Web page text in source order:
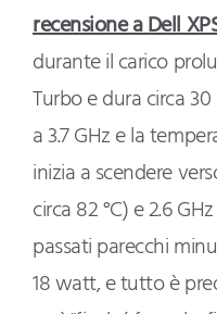
recensione a Dell
durante il carico
Turbo e dura circa
a 3.7 GHz e la
inizia a scendere
circa 82 °C) e 2.6
passati parecchi
18 watt, e tutto è